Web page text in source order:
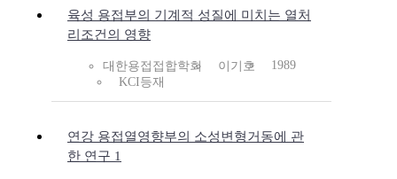
육성 용접부의 기계적 성질에 미치는 열처
리조건의 영향
대한용접접합학회 이기호
1989
KCI등재
연강 용접열영향부의 소성변형거동에 관
한 연구 1